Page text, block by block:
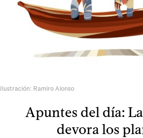
Ilustración: Ramiro Alonso
Apuntes del día:
devora los